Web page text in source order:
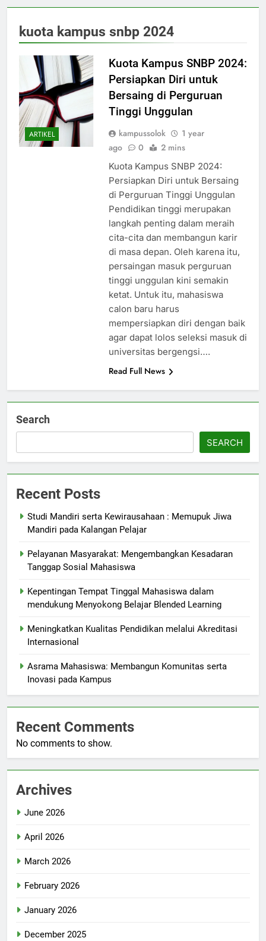
kuota kampus snbp 2024
ARTIKEL
Kuota Kampus SNBP 2024:
Persiapkan Diri untuk
Bersaing di Perguruan
Tinggi Unggulan
kampussolok
1 year
ago
0 2 mins
Kuota Kampus SNBP 2024:
Persiapkan Diri untuk Bersaing
di Perguruan Tinggi Unggulan
Pendidikan tinggi merupakan
langkah penting dalam meraih
cita-cita dan membangun karir
di masa depan. Oleh karena itu,
persaingan masuk perguruan
tinggi unggulan kini semakin
ketat. Untuk itu, mahasiswa
calon baru harus
mempersiapkan diri dengan baik
agar dapat lolos seleksi masuk di
universitas bergengsi….
Read Full News
Search
SEARCH
Recent Posts
Studi Mandiri serta Kewirausahaan : Memupuk Jiwa
Mandiri pada Kalangan Pelajar
Pelayanan Masyarakat: Mengembangkan Kesadaran
Tanggap Sosial Mahasiswa
Kepentingan Tempat Tinggal Mahasiswa dalam
mendukung Menyokong Belajar Blended Learning
Meningkatkan Kualitas Pendidikan melalui Akreditasi
Internasional
Asrama Mahasiswa: Membangun Komunitas serta
Inovasi pada Kampus
Recent Comments
No comments to show.
Archives
June 2026
April 2026
March 2026
February 2026
January 2026
December 2025